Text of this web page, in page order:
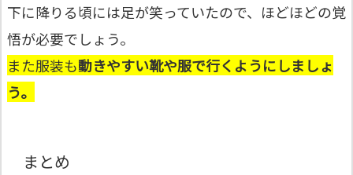
下に降りる頃には足が笑っていたので、ほどほどの覚
悟が必要でしょう。
また服装も動きやすい靴や服で行くようにしましょ
う。
まとめ